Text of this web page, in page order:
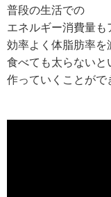
普段の生活での
エネルギー消費量も
効率よく体脂肪率を
食べても太らないと
作っていくことがで